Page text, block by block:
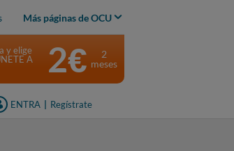
Más páginas de OCU
ENTRA Regístrate
y elige
A
2€
2
meses